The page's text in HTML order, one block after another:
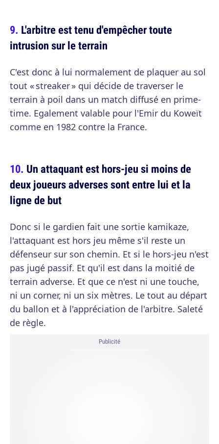
L'arbitre est tenu d'empêcher toute
intrusion sur le terrain
C'est donc à lui normalement de plaquer au sol
tout « streaker » qui décide de traverser le
terrain à poil dans un match diffusé en prime-
time. Egalement valable pour l'Emir du Koweït
comme en 1982 contre la France.
Un attaquant est hors-jeu si moins de
deux joueurs adverses sont entre lui et la
ligne de but
Donc si le gardien fait une sortie kamikaze,
l'attaquant est hors jeu même s'il reste un
défenseur sur son chemin. Et si le hors-jeu n'est
pas jugé passif. Et qu'il est dans la moitié de
terrain adverse. Et que ce n'est ni une touche,
ni un corner, ni un six mètres. Le tout au départ
du ballon et à l'appréciation de l'arbitre. Saleté
de règle.
Publicité